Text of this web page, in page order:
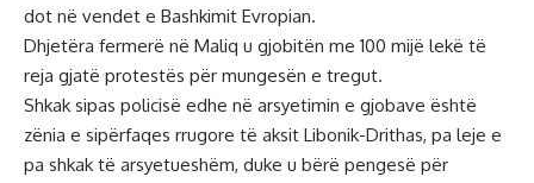
dot në vendet e Bashkimit Evropian.
Dhjetëra fermerë në Maliq u gjobitën me 100 mijë lekë të
reja gjatë protestës për mungesën e tregut.
Shkak sipas policisë edhe në arsyetimin e gjobave është
zënia e sipërfaqes rrugore të aksit Libonik-Drithas, pa leje e
pa shkak të arsyetueshëm, duke u bërë pengesë për